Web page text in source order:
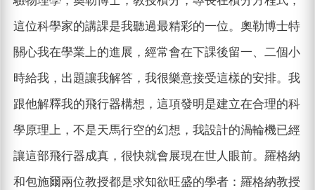
這位科學家的講課是我聽過最精彩的一位。奧勒博士特
關心我在學業上的進展，經常會在下課後留一、二個小
時給我，出題讓我解答，我很樂意接受這樣的安排。我
跟他解釋我的飛行器構想，這項發明是建立在合理的科
學原理上，不是天馬行空的幻想，我設計的渦輪機已經
讓這部飛行器成真，很快就會展現在世人眼前。羅格納
和包施爾兩位教授都是求知欲旺盛的學者：羅格納教授